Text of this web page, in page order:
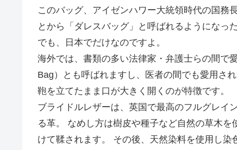
このバッグ、アイゼンハワー大統領時代の国務
とから「ダレスバッグ」と呼ばれるようになっ
でも、日本でだけなのですよ。
海外では、書類の多い法律家・弁護士らの間で
Bag）とも呼ばれますし、医者の間でも愛用さ
鞄を立てたまま口が大きく開くのが特徴です。
ブライドルレザーは、英国で最高のフルグレイ
る革。 なめし方は樹皮や種子など自然の草木
けて鞣されます。 その後、天然染料を使用し